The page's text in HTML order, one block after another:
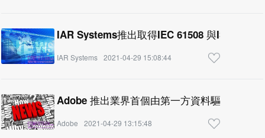
IAR Systems推出取得IEC 61508 與ISO
IAR Systems 2021-04-29 15:08:44
Adobe 推出業界首個由第一方資料驅動的客戶
Adobe 2021-04-29 13:15:48